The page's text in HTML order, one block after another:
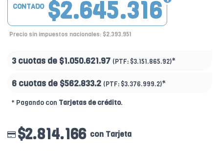
$2.645.316
CONTADO
Precio sin impuestos nacionales: $2.393.951
3 cuotas de $1.050.621.97 (PTF: $3.151.865.92)*
6 cuotas de $562.833.2 (PTF: $3.376.999.2)*
* Pagando con Tarjetas de crédito.
$2.814.166 con Tarjeta